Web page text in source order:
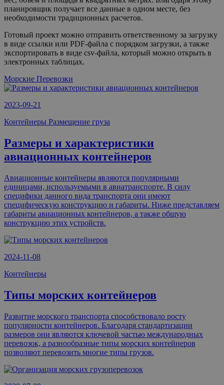
планировщик получает все данные в одном месте, без
необходимости традиционных расчетов.
Готовый проект можно отправить ответственному за загрузку
в виде ссылки или PDF-файла с порядком загрузки, а также
экспортировать в виде csv-файла, который можно открыть в
электронных таблицах.
Mорские Перевозки
2023-09-21
Контейнеры Размещение груза
Размеры и характеристики
авиационных контейнеров
Авиационные контейнеры являются популярными
единицами, используемыми в авиатранспорте. В силу
специфики данного вида транспорта они имеют
специфическую конструкцию и габариты. Ниже представляем
габариты авиационных контейнеров, а также общую
конструкцию этих устройств.
2024-11-08
Контейнеры
Типы морских контейнеров
Развитие морского транспорта способствовало росту
популярности контейнеров. Благодаря стандартизации
размеров они являются ключевой частью международных
перевозок, а разнообразные типы морских контейнеров
позволяют перевозить многие типы грузов.